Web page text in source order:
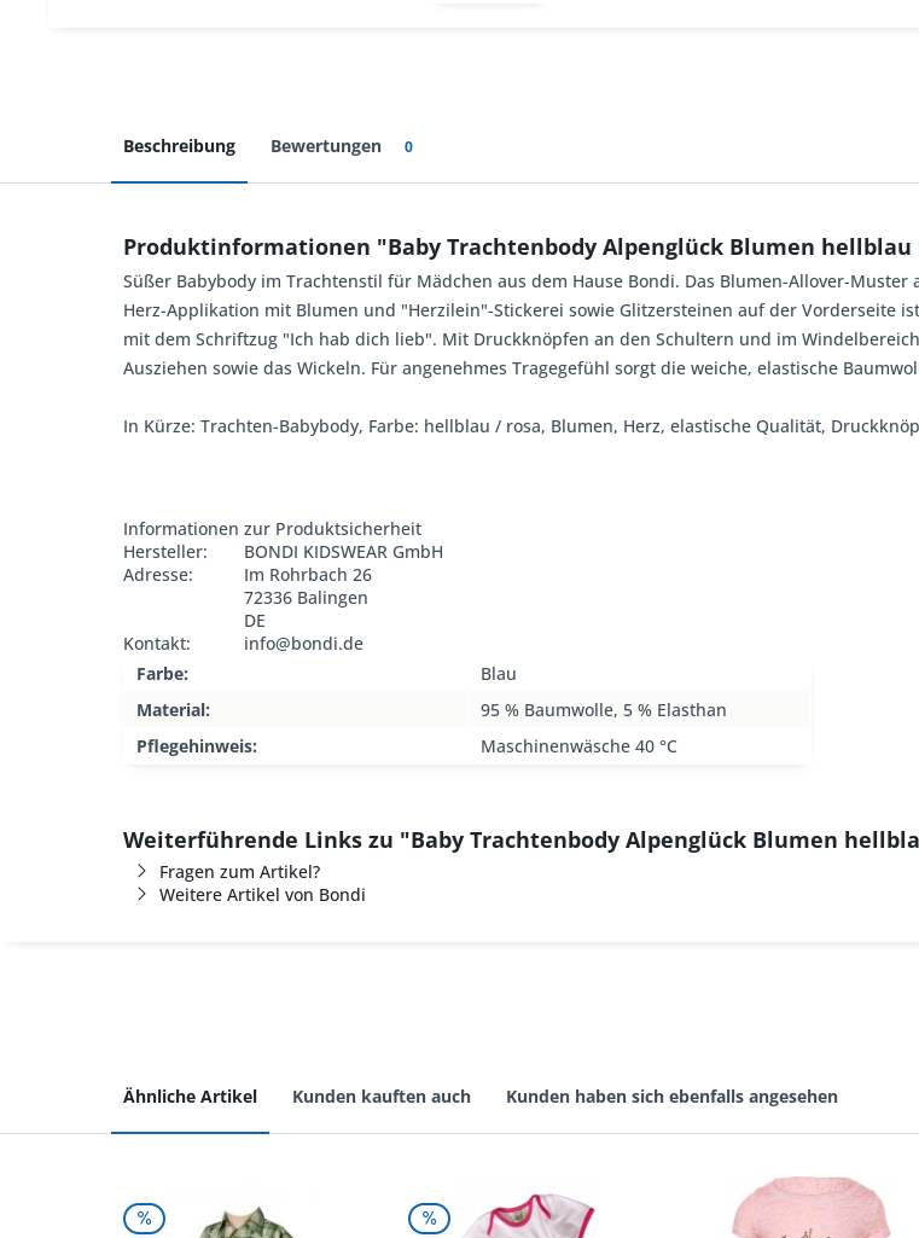
Beschreibung Bewertungen 0
Produktinformationen "Baby Trachtenbody Alpenglück Blumen hellblau
Süßer Babybody im Trachtenstil für Mädchen aus dem Hause Bondi. Das Blumen-Allover-
Herz-Applikation mit Blumen und "Herzilein"-Stickerei sowie Glitzersteinen auf der Vorderseite
mit dem Schriftzug "Ich hab dich lieb". Mit Druckknöpfen an den Schultern und im
Ausziehen sowie das Wickeln. Für angenehmes Tragegefühl sorgt die weiche, elastische
In Kürze: Trachten-Babybody, Farbe: hellblau / rosa, Blumen, Herz, elastische Qualität,
Informationen zur Produktsicherheit
Hersteller:
BONDI KIDSWEAR GmbH
Adresse:
Im Rohrbach 26
72336 Balingen
DE
Kontakt:
info@bondi.de
Farbe:
Blau
Material:
95 % Baumwolle, 5 % Elasthan
Pflegehinweis:
Maschinenwäsche 40 °C
Weiterführende Links zu "Baby Trachtenbody Alpenglück Blumen
Fragen zum Artikel?
Weitere Artikel von Bondi
Ähnliche Artikel Kunden kauften auch Kunden haben sich ebenfalls angesehen